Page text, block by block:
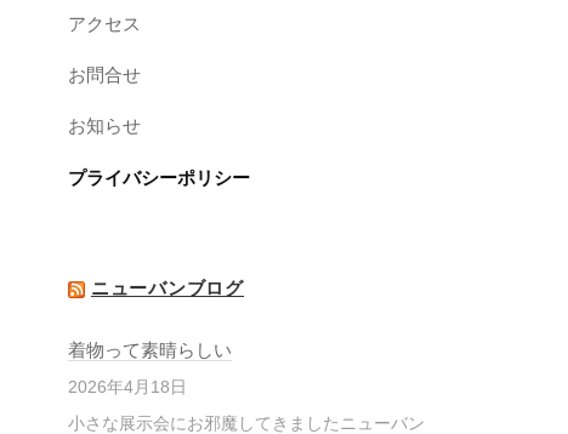
アクセス
お問合せ
お知らせ
プライバシーポリシー
ニューバンブログ
着物って素晴らしい
2026年4月18日
小さな展示会にお邪魔してきましたニューバン